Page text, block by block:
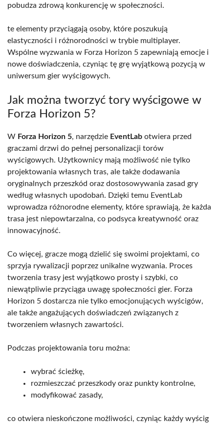
pobudza zdrową konkurencję w społeczności.
te elementy przyciągają osoby, które poszukują
elastyczności i różnorodności w trybie multiplayer.
Wspólne wyzwania w Forza Horizon 5 zapewniają emocje i
nowe doświadczenia, czyniąc tę grę wyjątkową pozycją w
uniwersum gier wyścigowych.
Jak można tworzyć tory wyścigowe w
Forza Horizon 5?
W Forza Horizon 5, narzędzie EventLab otwiera przed
graczami drzwi do pełnej personalizacji torów
wyścigowych. Użytkownicy mają możliwość nie tylko
projektowania własnych tras, ale także dodawania
oryginalnych przeszkód oraz dostosowywania zasad gry
według własnych upodobań. Dzięki temu EventLab
wprowadza różnorodne elementy, które sprawiają, że każda
trasa jest niepowtarzalna, co podsyca kreatywność oraz
innowacyjność.
Co więcej, gracze mogą dzielić się swoimi projektami, co
sprzyja rywalizacji poprzez unikalne wyzwania. Proces
tworzenia trasy jest wyjątkowo prosty i szybki, co
niewątpliwie przyciąga uwagę społeczności gier. Forza
Horizon 5 dostarcza nie tylko emocjonujących wyścigów,
ale także angażujących doświadczeń związanych z
tworzeniem własnych zawartości.
Podczas projektowania toru można:
wybrać ścieżkę,
rozmieszczać przeszkody oraz punkty kontrolne,
modyfikować zasady,
co otwiera nieskończone możliwości, czyniąc każdy wyścig